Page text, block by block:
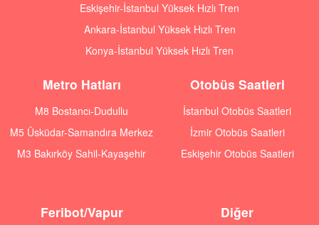
Eskişehir-İstanbul Yüksek Hızlı Tren
Ankara-İstanbul Yüksek Hızlı Tren
Konya-İstanbul Yüksek Hızlı Tren
Metro Hatları
M8 Bostancı-Dudullu
M5 Üsküdar-Samandıra Merkez
M3 Bakırköy Sahil-Kayaşehir
Otobüs Saatleri
İstanbul Otobüs Saatleri
İzmir Otobüs Saatleri
Eskişehir Otobüs Saatleri
Feribot/Vapur Diğer